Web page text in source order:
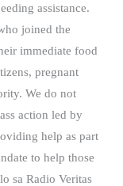
assistance.
joined the
immediate food
pregnant
We do not
action led by
help as part
to help those
sa Radio Veritas